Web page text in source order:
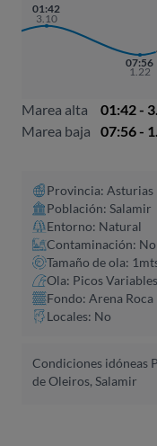
01:42
3.10
07:56
1.22
Marea alta
01:42 -
Marea baja
07:56 -
Provincia: Asturias
Población: Salamir
Entorno: Natural
Contaminación:
Tamaño de ola:
Ola: Picos
Fondo: Arena Roca
Locales: No
Condiciones idóneas
de Oleiros, Salamir